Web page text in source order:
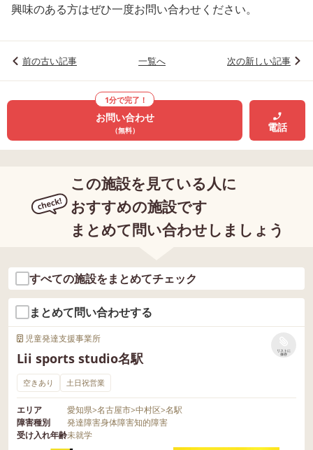
興味のある方はぜひ一度お問い合わせください。
前の古い記事 一覧へ 次の新しい記事
1分で完了！
お問い合わせ
（無料） 電話
この施設を見ている人に
おすすめの施設です
まとめて問い合わせしましょう
すべての施設をまとめてチェック
まとめて問い合わせする
児童発達支援事業所
Lii sports studio名駅
リストに
保存
空きあり 土日祝営業
エリア 愛知県>名古屋市>中村区>名駅
障害種別
発達障害身体障害知的障害
受け入れ年齢未就学